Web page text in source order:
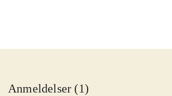
Anmeldelser (1)